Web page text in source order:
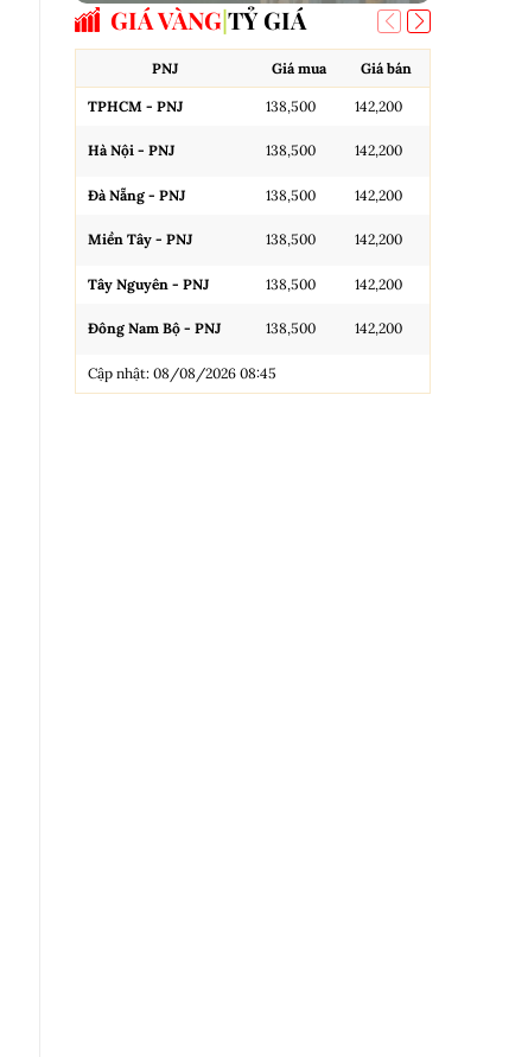
GIÁ VÀNG TỶ GIÁ
PNJ Giá mua Giá bán
TPHCM - PNJ 138,500 142,200
Hà Nội - PNJ 138,500 142,200
Đà Nẵng - PNJ 138,500 142,200
Miền Tây - PNJ 138,500 142,200
Tây Nguyên - PNJ 138,500 142,200
Đông Nam Bộ - PNJ 138,500 142,200
Cập nhật: 08/08/2026 08:45